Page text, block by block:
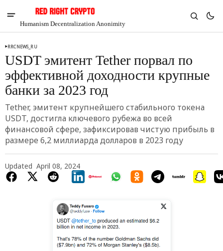
Humanism Decentralization Anonimity
Chia
4.48%
RRCNEWS_RU
USDT эмитент Tether порвал по
эффективной доходности крупные
банки за 2023 год
Tether, эмитент крупнейшего стабильного токена
USDT, достигла ключевого рубежа во всей
финансовой сфере, зафиксировав чистую прибыль в
размере 6,2 миллиарда долларов в 2023 году
Updated April 08, 2024